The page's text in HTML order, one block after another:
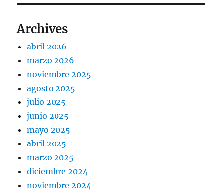
Archives
abril 2026
marzo 2026
noviembre 2025
agosto 2025
julio 2025
junio 2025
mayo 2025
abril 2025
marzo 2025
diciembre 2024
noviembre 2024